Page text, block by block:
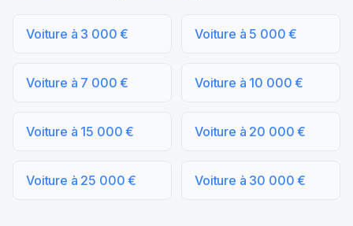
Voiture à 3 000 € Voiture à 5 000 €
Voiture à 7 000 € Voiture à 10 000 €
Voiture à 15 000 € Voiture à 20 000 €
Voiture à 25 000 € Voiture à 30 000 €